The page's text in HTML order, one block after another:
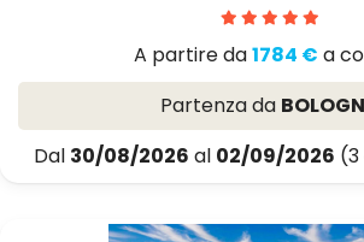
A partire da1784 € a
Partenza da
Dal 30/08/2026 al 02/09/2026